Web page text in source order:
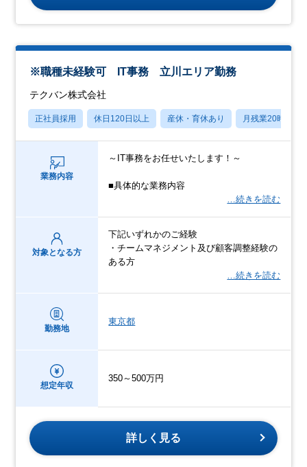
※職種未経験可 IT事務 立川エリア勤務
テクバン株式会社
正社員採用 休日120日以上 産休・育休あり 月残業20時間以
業務内容
～IT事務をお任せいたします！～
■具体的な業務内容
…続きを読む
対象となる方
下記いずれかのご経験
・チームマネジメント及び顧客調整経験の
ある方
…続きを読む
勤務地
東京都
想定年収
350～500万円
詳しく見る